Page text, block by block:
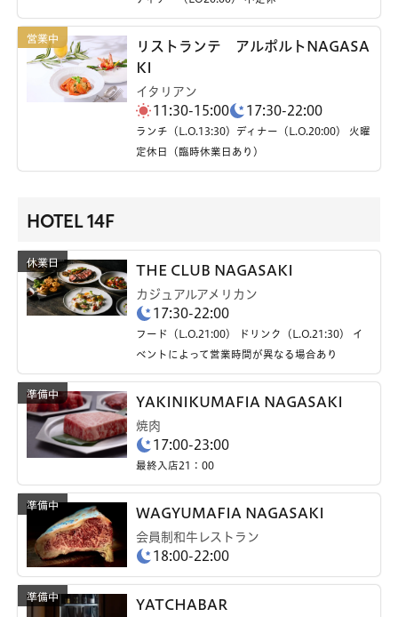
リストランテ アルポルトNAGASA
KI
イタリアン
11:30-15:00 17:30-22:00
ランチ（L.O.13:30）ディナー（L.O.20:00） 火曜
定休日（臨時休業日あり）
HOTEL 14F
THE CLUB NAGASAKI
カジュアルアメリカン
17:30-22:00
フード（L.O.21:00） ドリンク（L.O.21:30） イ
ベントによって営業時間が異なる場合あり
YAKINIKUMAFIA NAGASAKI
焼肉
17:00-23:00
最終入店21：00
WAGYUMAFIA NAGASAKI
会員制和牛レストラン
18:00-22:00
YATCHABAR